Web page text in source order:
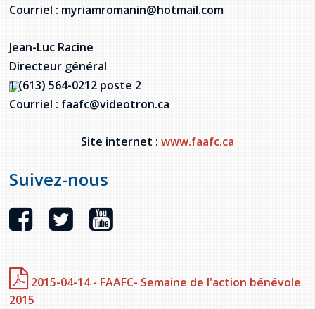
Courriel : myriamromanin@hotmail.com
Jean-Luc Racine
Directeur général
1 (613) 564-0212 poste 2
Courriel : faafc@videotron.ca
Site internet : www.faafc.ca
Suivez-nous
2015-04-14 - FAAFC- Semaine de l'action bénévole
2015